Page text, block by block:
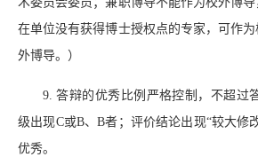
在单位没有获得博士授权点的专家，可作
外博导。）
9. 答辩的优秀比例严格控制，不超过
级出现C或B、B者；评价结论出现“较大修
优秀。